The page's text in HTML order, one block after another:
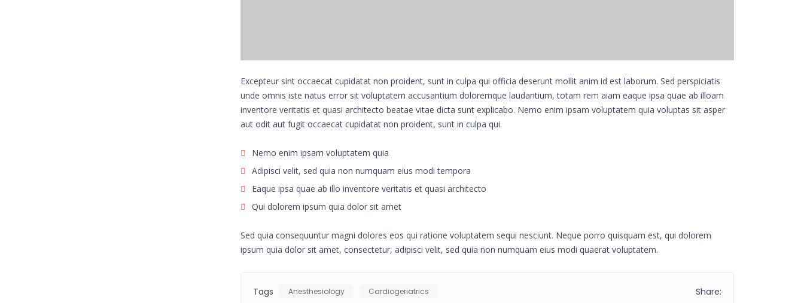
Excepteur sint occaecat cupidatat non proident, sunt in culpa qui officia deserunt mollit anim id est laborum. Sed perspiciatis
unde omnis iste natus error sit voluptatem accusantium doloremque laudantium, totam rem aiam eaque ipsa quae ab illoam
inventore veritatis et quasi architecto beatae vitae dicta sunt explicabo. Nemo enim ipsam voluptatem quia voluptas sit asper
aut odit aut fugit occaecat cupidatat non proident, sunt in culpa qui.
Nemo enim ipsam voluptatem quia
Adipisci velit, sed quia non numquam eius modi tempora
Eaque ipsa quae ab illo inventore veritatis et quasi architecto
Qui dolorem ipsum quia dolor sit amet
Sed quia consequuntur magni dolores eos qui ratione voluptatem sequi nesciunt. Neque porro quisquam est, qui dolorem
ipsum quia dolor sit amet, consectetur, adipisci velit, sed quia non numquam eius modi quaerat voluptatem.
Tags Anesthesiology Cardiogeriatrics Share: